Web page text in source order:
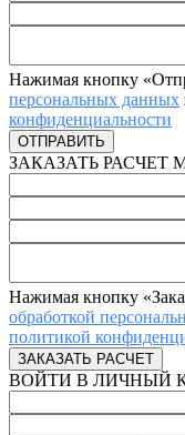
Нажимая кнопку
персональных данных
конфиденциальности
ЗАКАЗАТЬ РАСЧЕТ
Нажимая кнопку
обработкой
политикой
ВОЙТИ В ЛИЧНЫЙ